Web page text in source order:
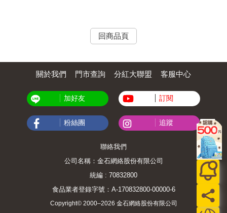
回商品頁
關於我們 門市查詢 分紅大聯盟 客服中心
加好友 訂閱
粉絲團 追蹤
聯絡我們
公司名稱：金石網絡股份有限公司
統編 : 70832800
食品業者登錄字號：A-170832800-00000-6
Copyright© 2000–2026 金石網絡股份有限公司